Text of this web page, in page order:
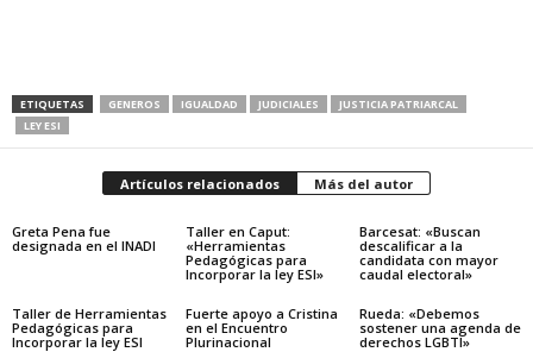
ETIQUETAS GENEROS IGUALDAD JUDICIALES
JUSTICIA PATRIARCAL
LEY ESI
Artículos relacionados Más del autor
Greta Pena fue
designada en el INADI
Taller en Caput:
«Herramientas
Pedagógicas para
Incorporar la ley ESI»
Barcesat: «Buscan
descalificar a la
candidata con mayor
caudal electoral»
Taller de Herramientas
Pedagógicas para
Incorporar la ley ESI
Fuerte apoyo a Cristina
en el Encuentro
Plurinacional
Rueda: «Debemos
sostener una agenda de
derechos LGBTI»